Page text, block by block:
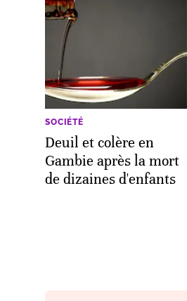
SOCIÉTÉ
Deuil et colère en
Gambie après la mort
de dizaines d'enfants